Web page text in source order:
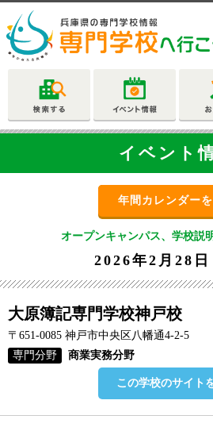
イベント
年間カレンダー
オープンキャンパス、学校説
2026年2月28日
大原簿記専門学校神戸校
〒651-0085 神戸市中央区八幡通4-2-5
専門分野
商業実務分野
この学校のサイト